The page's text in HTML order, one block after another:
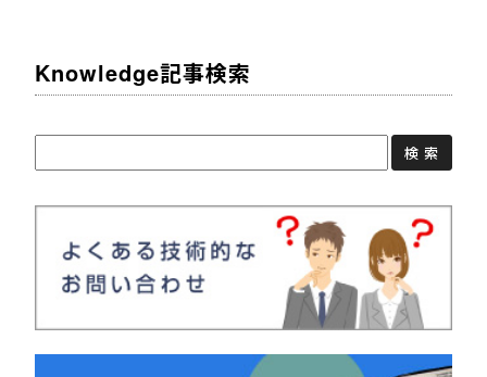
Knowledge記事検索